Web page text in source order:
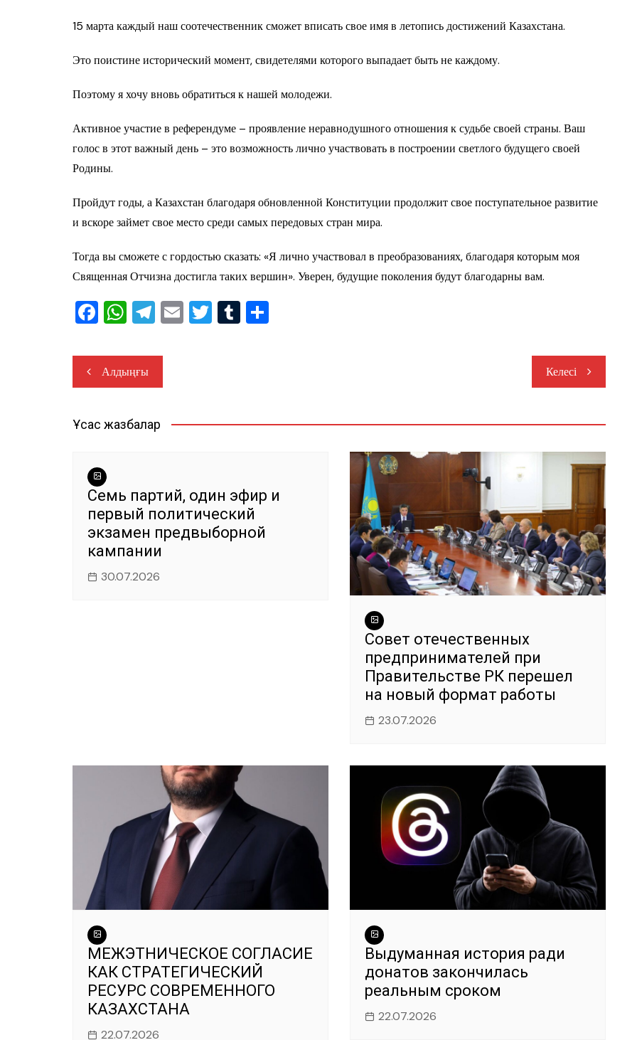
15 марта каждый наш соотечественник сможет вписать свое имя в летопись достижений Казахстана.
Это поистине исторический момент, свидетелями которого выпадает быть не каждому.
Поэтому я хочу вновь обратиться к нашей молодежи.
Активное участие в референдуме – проявление неравнодушного отношения к судьбе своей страны. Ваш
голос в этот важный день – это возможность лично участвовать в построении светлого будущего своей
Родины.
Пройдут годы, а Казахстан благодаря обновленной Конституции продолжит свое поступательное развитие
и вскоре займет свое место среди самых передовых стран мира.
Тогда вы сможете с гордостью сказать: «Я лично участвовал в преобразованиях, благодаря которым моя
Священная Отчизна достигла таких вершин». Уверен, будущие поколения будут благодарны вам.
F
c
e
o
k
W
at
s
p
T
e
gr
m
E T T
Навигация
по
записям
Алдыңғы Келесі
Ұқсас жазбалар
Семь партий, один эфир и
первый политический
экзамен предвыборной
кампании
30.07.2026
Совет отечественных
предпринимателей при
Правительстве РК перешел
на новый формат работы
23.07.2026
МЕЖЭТНИЧЕСКОЕ СОГЛАСИЕ
КАК СТРАТЕГИЧЕСКИЙ
РЕСУРС СОВРЕМЕННОГО
КАЗАХСТАНА
22.07.2026
Выдуманная история ради
донатов закончилась
реальным сроком
22.07.2026